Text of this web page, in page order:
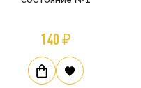
140 ₽